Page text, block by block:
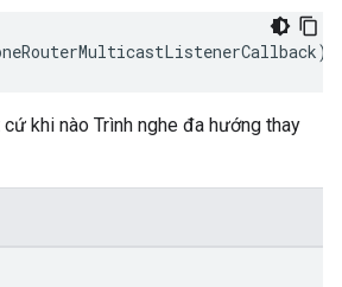
)(
khi nào Trình nghe đa hướng thay